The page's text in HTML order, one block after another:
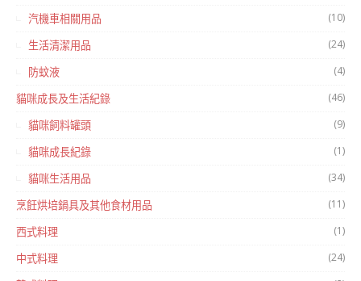
汽機車相關用品 (10)
生活清潔用品 (24)
防蚊液 (4)
貓咪成長及生活紀錄 (46)
貓咪飼料罐頭 (9)
貓咪成長紀錄 (1)
貓咪生活用品 (34)
烹飪烘培鍋具及其他食材用品 (11)
西式料理 (1)
中式料理 (24)